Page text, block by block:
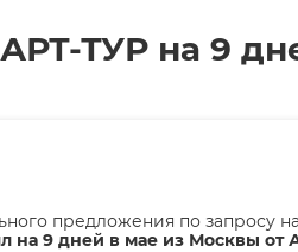
ТУР на 9
предложения по запросу
на 9 дней в мае из Москвы от